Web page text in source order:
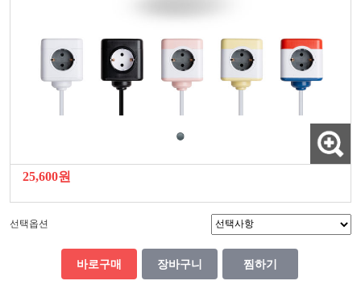
25,600원
선택옵션
바로구매 장바구니 찜하기